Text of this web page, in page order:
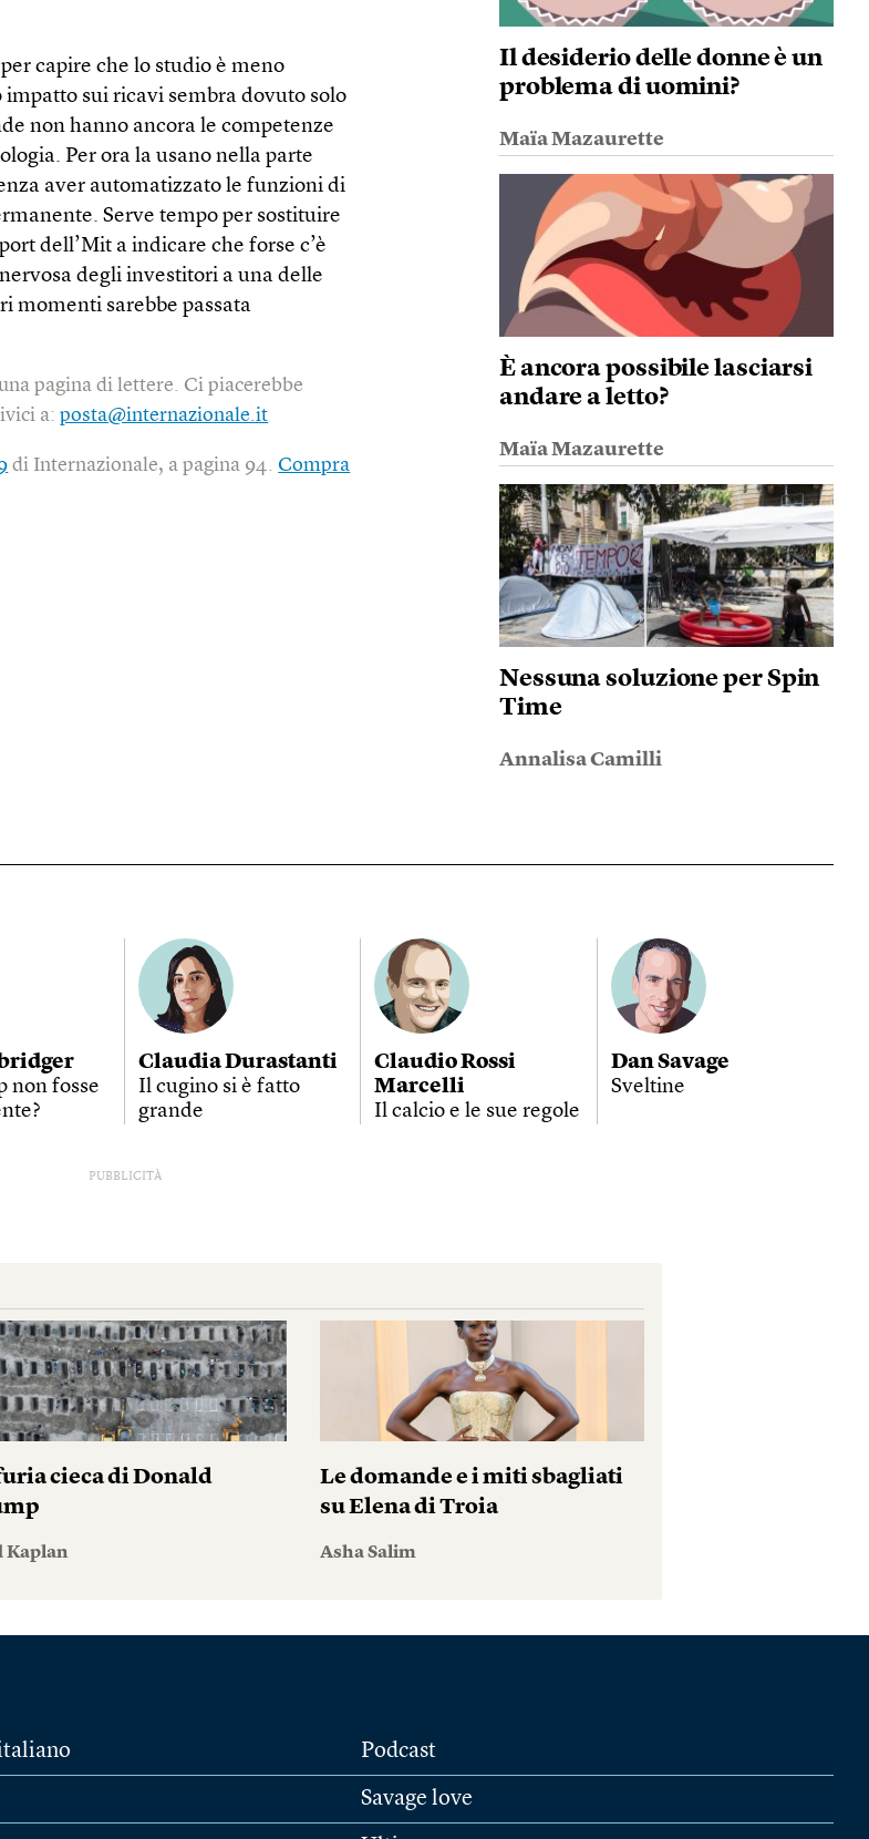
capire che lo studio è meno
sui ricavi sembra dovuto solo
non hanno ancora le competenze
Per ora la usano nella parte
aver automatizzato le funzioni di
Serve tempo per sostituire
dell’Mit a indicare che forse c’è
degli investitori a una delle
momenti sarebbe passata
pagina di lettere. Ci piacerebbe
a:posta@internazionale.it
di Internazionale, a pagina 94.Compra
Il desiderio delle donne è un
problema di uomini?
Maïa Mazaurette
È ancora possibile lasciarsi
andare a letto?
Maïa Mazaurette
Nessuna soluzione per Spin
Time
Annalisa Camilli
non fosse
Claudia Durastanti
Il cugino si è fatto
grande
Claudio Rossi
Marcelli
Il calcio e le sue regole
Dan Savage
Sveltine
PUBBLICITÀ
cieca di Donald
Kaplan
Le domande e i miti sbagliati
su Elena di Troia
Asha Salim
Podcast
Savage love